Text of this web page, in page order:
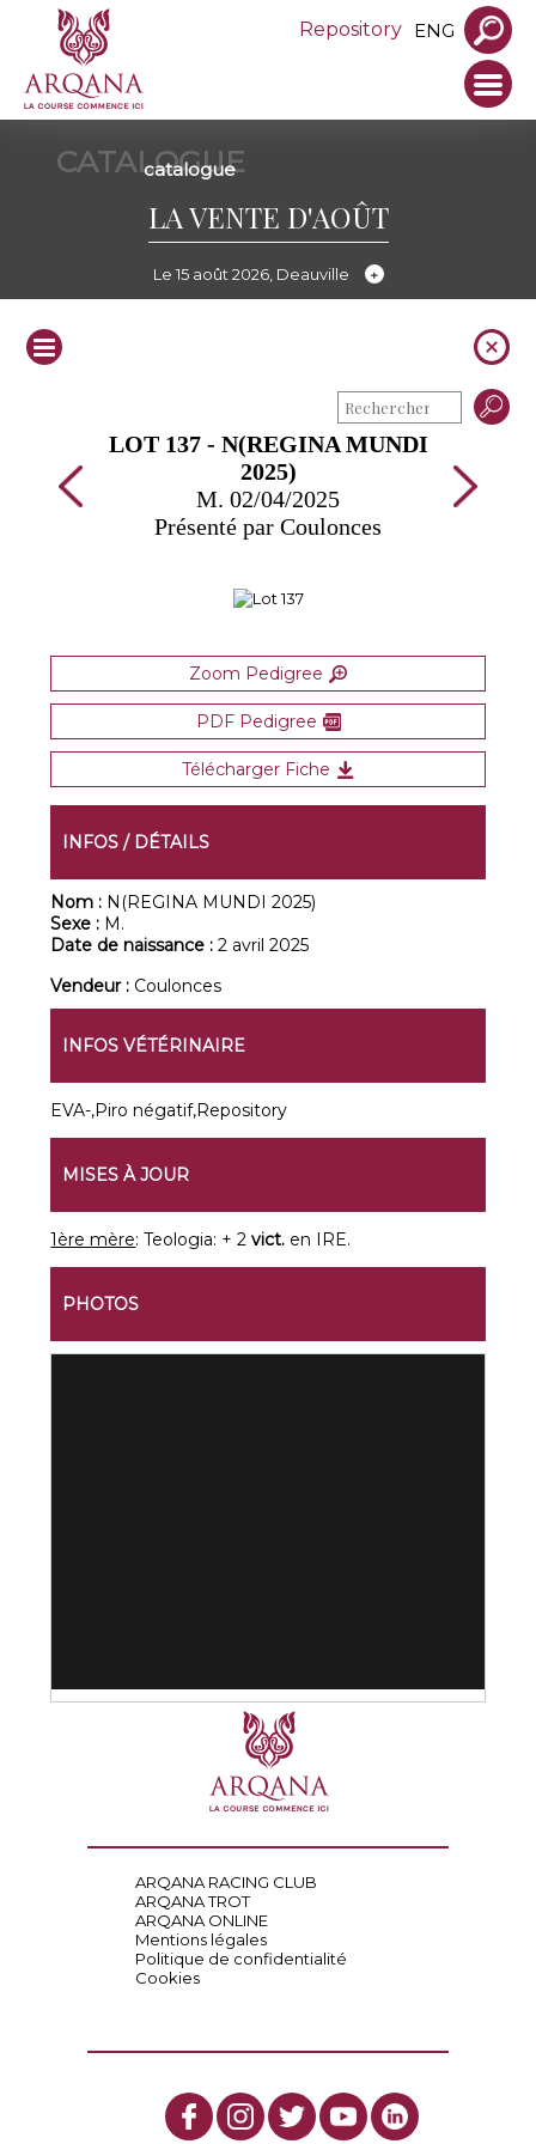
Repository ENG
CATALOGUE
catalogue
LA VENTE D'AOÛT
Le 15 août 2026, Deauville
LOT 137 - N(REGINA MUNDI
2025)
M. 02/04/2025
Présenté par Coulonces
Zoom Pedigree
PDF Pedigree
Télécharger Fiche
INFOS / DÉTAILS
Nom : N(REGINA MUNDI 2025)
Sexe : M.
Date de naissance :2 avril 2025
Vendeur : Coulonces
INFOS VÉTÉRINAIRE
EVA-,Piro négatif,Repository
MISES À JOUR
1ère mère: Teologia: + 2vict. en IRE.
PHOTOS
ARQANA RACING CLUB
ARQANA TROT
ARQANA ONLINE
Mentions légales
Politique de confidentialité
Cookies